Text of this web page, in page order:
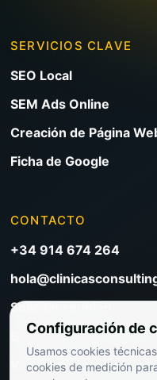
SERVICIOS CLAVE
SEO Local
SEM Ads Online
Creación de Página
Ficha de Google
CONTACTO
+34 914 674 264
Solicitar reunión
Blog de marketing
Ver precios
Configuración de
Usamos cookies
cookies de medición